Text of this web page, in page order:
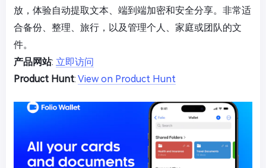
放，体验自动提取文本、端到端加密和安全分享。非常适
合备份、整理、旅行，以及管理个人、家庭或团队的文
件。
产品网站: 立即访问
Product Hunt: View on Product Hunt